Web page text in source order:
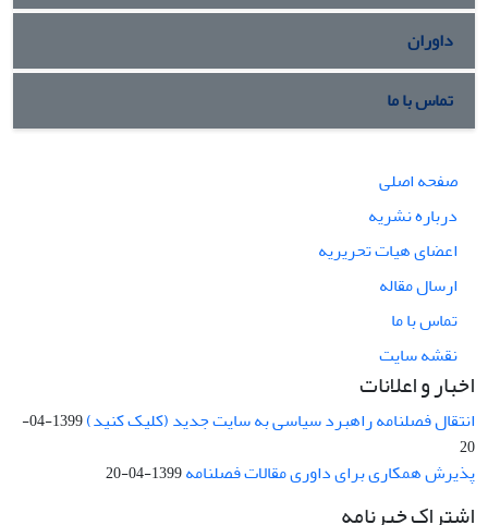
داوران
تماس با ما
صفحه اصلی
درباره نشریه
اعضای هیات تحریریه
ارسال مقاله
تماس با ما
نقشه سایت
اخبار و اعلانات
انتقال فصلنامه راهبرد سیاسی به سایت جدید (کلیک کنید)
1399-04-
20
پذیرش همکاری برای داوری مقالات فصلنامه1399-04-20
اشتراک خبرنامه